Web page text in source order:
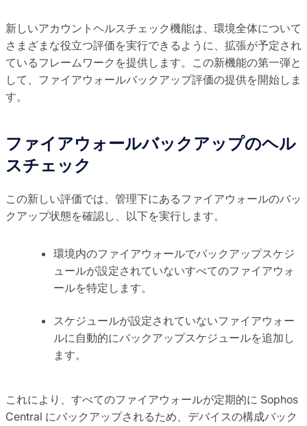
新しいアカウントヘルスチェック機能は、環境全体について
さまざまな役立つ評価を実行できるように、拡張が予定され
ているフレームワークを提供します。この新機能の第一弾と
して、ファイアウォールバックアップ評価の提供を開始しま
す。
ファイアウォールバックアップのヘル
スチェック
この新しい評価では、管理下にあるファイアウォールのバッ
クアップ状態を確認し、以下を実行します。
環境内のファイアウォールでバックアップスケジ
ュールが設定されていないすべてのファイアウォ
ールを特定します。
スケジュールが設定されていないファイアウォー
ルに自動的にバックアップスケジュールを追加し
ます。
これにより、すべてのファイアウォールが定期的に Sophos
Central にバックアップされるため、デバイスの構成バック